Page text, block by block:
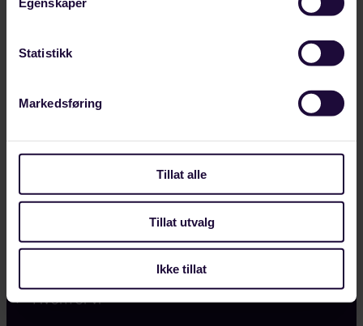
Statistikk
Markedsføring
Tillat alle
Tillat utvalg
Ikke tillat
post@styrke.no
Hvem er vi